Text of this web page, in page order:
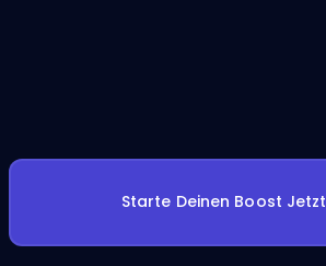
Starte Deinen Boost Jetzt